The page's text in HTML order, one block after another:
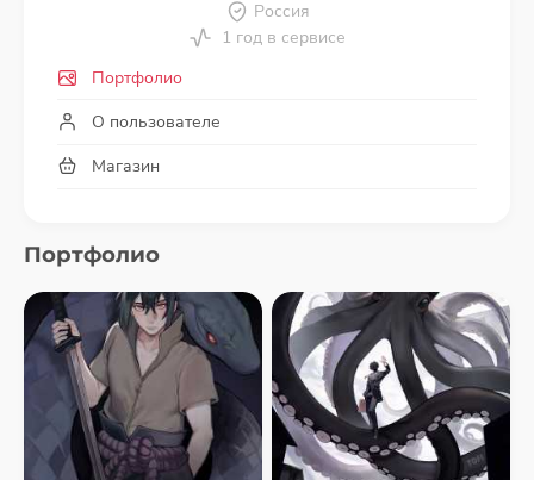
Россия
1 год в сервисе
Портфолио
О пользователе
Магазин
Портфолио